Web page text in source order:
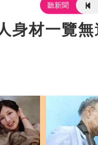
聽新聞
身材一覽